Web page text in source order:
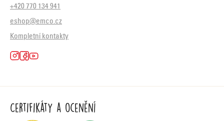
+420 770 134 941
eshop@emco.cz
Kompletní kontakty
Certifikáty a ocenění